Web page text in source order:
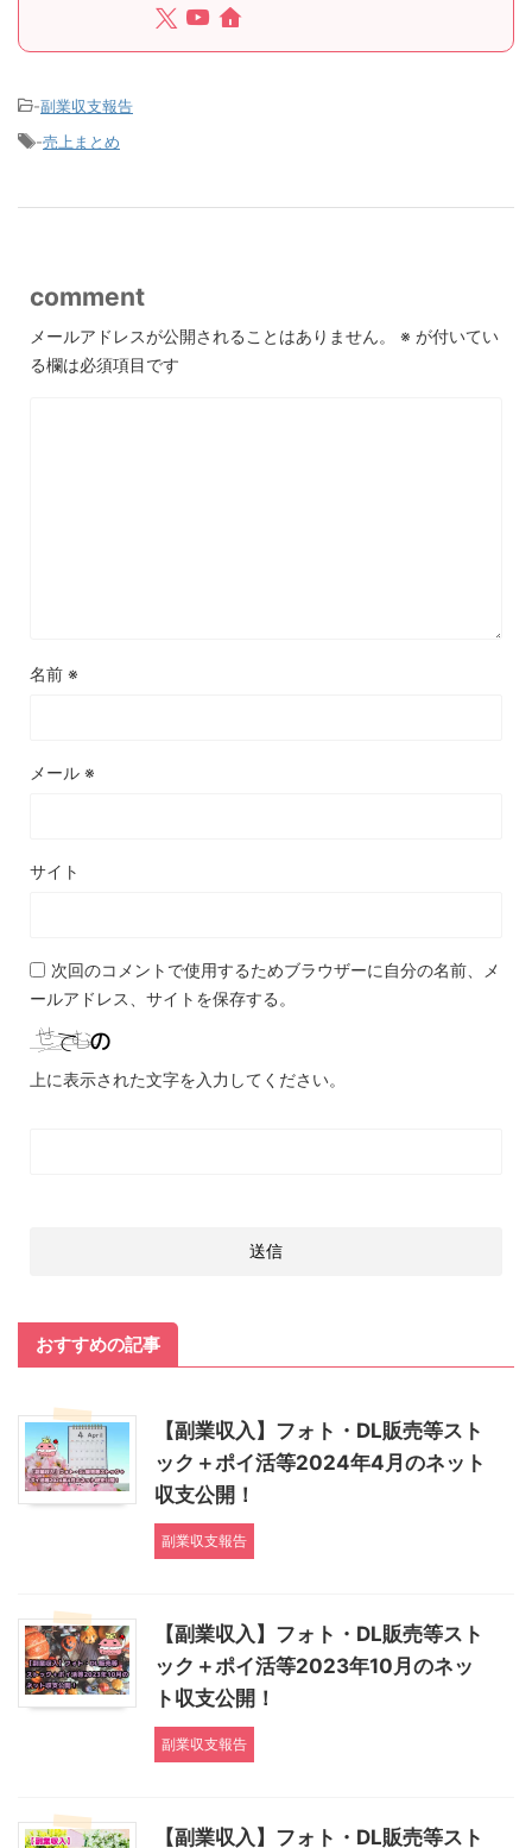
-副業収支報告
-売上まとめ
comment
メールアドレスが公開されることはありません。 ※ が付いてい
る欄は必須項目です
名前 ※
メール ※
サイト
次回のコメントで使用するためブラウザーに自分の名前、メ
ールアドレス、サイトを保存する。
上に表示された文字を入力してください。
おすすめの記事
【副業収入】フォト・DL販売等スト
ック＋ポイ活等2024年4月のネット
収支公開！
副業収支報告
【副業収入】フォト・DL販売等スト
ック＋ポイ活等2023年10月のネッ
ト収支公開！
副業収支報告
【副業収入】フォト・DL販売等スト